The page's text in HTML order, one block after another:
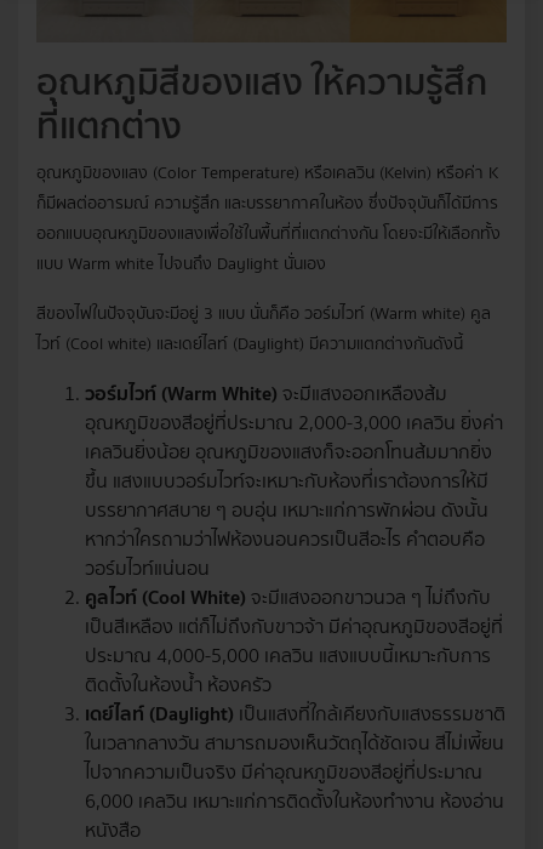
อุณหภูมิสีของแสง ให้ความรู้สึก
ที่แตกต่าง
อุณหภูมิของแสง (Color Temperature) หรือเคลวิน (Kelvin) หรือค่า K
ก็มีผลต่ออารมณ์ ความรู้สึก และบรรยากาศในห้อง ซึ่งปัจจุบันก็ได้มีการ
ออกแบบอุณหภูมิของแสงเพื่อใช้ในพื้นที่ที่แตกต่างกัน โดยจะมีให้เลือกทั้ง
แบบ Warm white ไปจนถึง Daylight นั่นเอง
สีของไฟในปัจจุบันจะมีอยู่ 3 แบบ นั่นก็คือ วอร์มไวท์ (Warm white) คูล
ไวท์ (Cool white) และเดย์ไลท์ (Daylight) มีความแตกต่างกันดังนี้
วอร์มไวท์ (Warm White)จะมีแสงออกเหลืองส้ม
อุณหภูมิของสีอยู่ที่ประมาณ 2,000-3,000 เคลวิน ยิ่งค่า
เคลวินยิ่งน้อย อุณหภูมิของแสงก็จะออกโทนส้มมากยิ่ง
ขึ้น แสงแบบวอร์มไวท์จะเหมาะกับห้องที่เราต้องการให้มี
บรรยากาศสบาย ๆ อบอุ่น เหมาะแก่การพักผ่อน ดังนั้น
หากว่าใครถามว่าไฟห้องนอนควรเป็นสีอะไร คำตอบคือ
วอร์มไวท์แน่นอน
คูลไวท์ (Cool White)จะมีแสงออกขาวนวล ๆ ไม่ถึงกับ
เป็นสีเหลือง แต่ก็ไม่ถึงกับขาวจ้า มีค่าอุณหภูมิของสีอยู่ที่
ประมาณ 4,000-5,000 เคลวิน แสงแบบนี้เหมาะกับการ
ติดตั้งในห้องน้ำ ห้องครัว
เดย์ไลท์ (Daylight) เป็นแสงที่ใกล้เคียงกับแสงธรรมชาติ
ในเวลากลางวัน สามารถมองเห็นวัตถุได้ชัดเจน สีไม่เพี้ยน
ไปจากความเป็นจริง มีค่าอุณหภูมิของสีอยู่ที่ประมาณ
6,000 เคลวิน เหมาะแก่การติดตั้งในห้องทำงาน ห้องอ่าน
หนังสือ